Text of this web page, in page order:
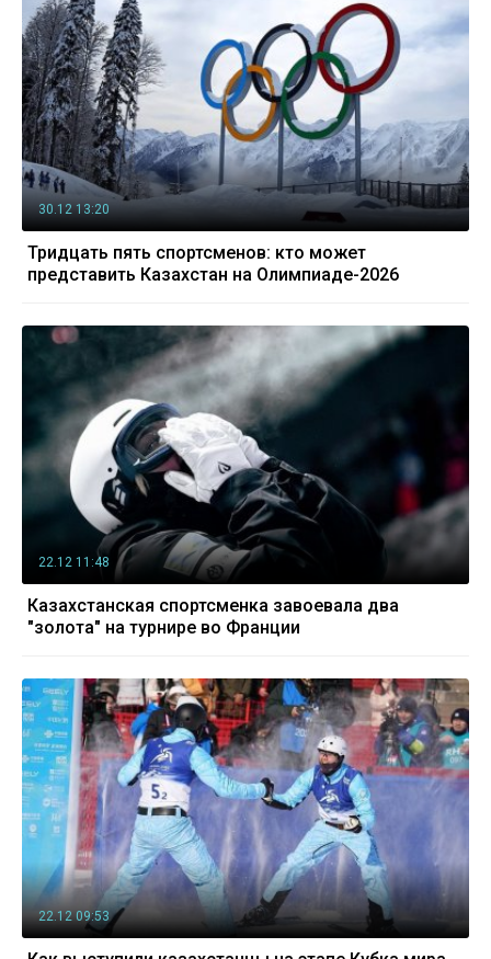
30.12 13:20
Тридцать пять спортсменов: кто может
представить Казахстан на Олимпиаде-2026
22.12 11:48
Казахстанская спортсменка завоевала два
"золота" на турнире во Франции
22.12 09:53